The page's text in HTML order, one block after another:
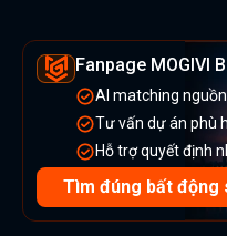
Fanpage MOGIVI
AI matching
Tư vấn dự án phù
Hỗ trợ quyết định
Tìm đúng bất động